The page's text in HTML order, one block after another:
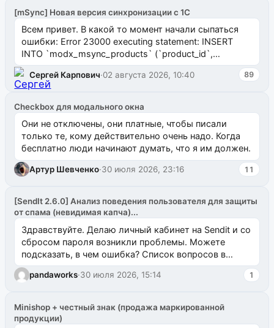
[mSync] Новая версия синхронизации с 1С
Всем привет. В какой то момент начали сыпаться
ошибки: Error 23000 executing statement: INSERT
INTO `modx_msync_products` (`product_id`,
`uuid_1c`) VALUES ...
Сергей Карпович·02 августа 2026, 10:40 89
Checkbox для модального окна
Они не отключены, они платные, чтобы писали
только те, кому действительно очень надо. Когда
бесплатно люди начинают думать, что я им должен.
Артур Шевченко·30 июля 2026, 23:16 11
[SendIt 2.6.0] Анализ поведения пользователя для защиты
от спама (невидимая капча)...
Здравствуйте. Делаю личный кабинет на Sendit и со
сбросом пароля возникли проблемы. Можете
подсказать, в чем ошибка? Список вопросов в
одноименном разделе на modx.pro пока пуст, и,...
pandaworks·30 июля 2026, 15:14 1
Minishop + честный знак (продажа маркированной
продукции)